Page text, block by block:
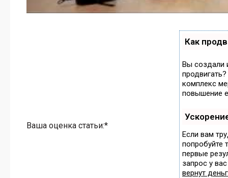
Ваша оценка статьи:*
Как
Вы создали
комплекс
повышение
Если вам
попробуйте
первые
запрос у
вернут